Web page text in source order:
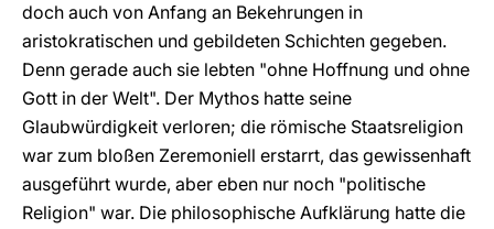
doch auch von Anfang an Bekehrungen in
aristokratischen und gebildeten Schichten gegeben.
Denn gerade auch sie lebten "ohne Hoffnung und ohne
Gott in der Welt". Der Mythos hatte seine
Glaubwürdigkeit verloren; die römische Staatsreligion
war zum bloßen Zeremoniell erstarrt, das gewissenhaft
ausgeführt wurde, aber eben nur noch "politische
Religion" war. Die philosophische Aufklärung hatte die